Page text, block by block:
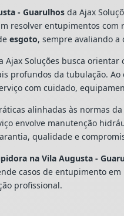
- Guarulhos da Ajax
resolver entupimentos
esgoto, sempre avaliando
Ajax Soluções busca
profundos da tubulação.
com cuidado,
alinhadas às normas
envolve manutenção
qualidade e
na Vila Augusta -
casos de entupimento em
profissional.